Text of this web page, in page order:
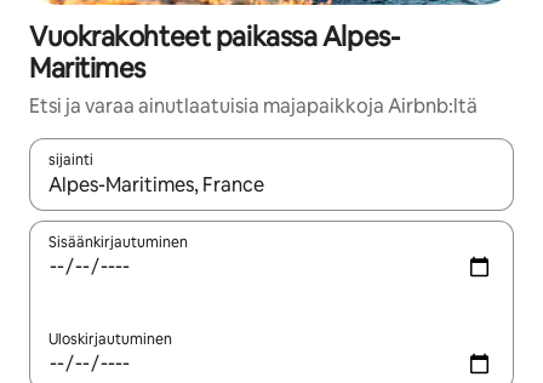
Vuokrakohteet paikassa Alpes-
Maritimes
Etsi ja varaa ainutlaatuisia majapaikkoja Airbnb:ltä
sijainti
Kun tulokset ovat saatavilla, navigoi ylös- ja alas-
Sisäänkirjautuminen
Uloskirjautuminen